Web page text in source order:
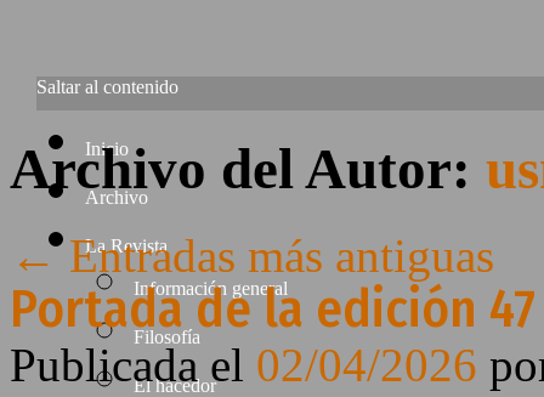
Saltar al contenido
Inicio
Archivo
La Revista
Información general
Filosofía
El hacedor
Archivo del Autor:
←Entradas más antiguas
Portada de la edición 47
Publicada el 02/04/2026